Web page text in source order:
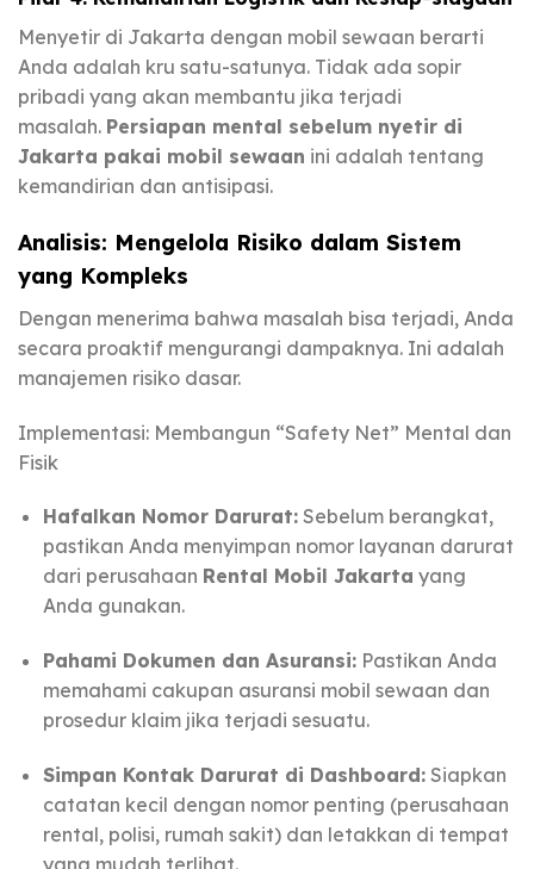
Menyetir di Jakarta dengan mobil sewaan berarti
Anda adalah kru satu-satunya. Tidak ada sopir
pribadi yang akan membantu jika terjadi
masalah. Persiapan mental sebelum nyetir di
Jakarta pakai mobil sewaan ini adalah tentang
kemandirian dan antisipasi.
Analisis: Mengelola Risiko dalam Sistem
yang Kompleks
Dengan menerima bahwa masalah bisa terjadi, Anda
secara proaktif mengurangi dampaknya. Ini adalah
manajemen risiko dasar.
Implementasi: Membangun “Safety Net” Mental dan
Fisik
Hafalkan Nomor Darurat:Sebelum berangkat,
pastikan Anda menyimpan nomor layanan darurat
dari perusahaan Rental Mobil Jakarta yang
Anda gunakan.
Pahami Dokumen dan Asuransi:Pastikan Anda
memahami cakupan asuransi mobil sewaan dan
prosedur klaim jika terjadi sesuatu.
Simpan Kontak Darurat di Dashboard:Siapkan
catatan kecil dengan nomor penting (perusahaan
rental, polisi, rumah sakit) dan letakkan di tempat